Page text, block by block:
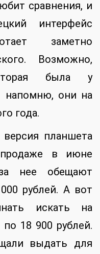
сравнения, и
интерфейс
заметно
Возможно,
была у
напомню, они на
года.
планшета
в июне
нее обещают
рублей. А вот
искать на
18 900 рублей.
выдать для